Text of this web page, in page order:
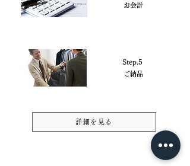
お会計
Step.5
ご納品
詳細を見る